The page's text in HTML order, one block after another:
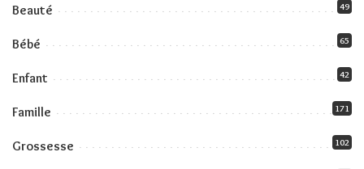
Beauté 49
Bébé 65
Enfant 42
Famille 171
Grossesse 102